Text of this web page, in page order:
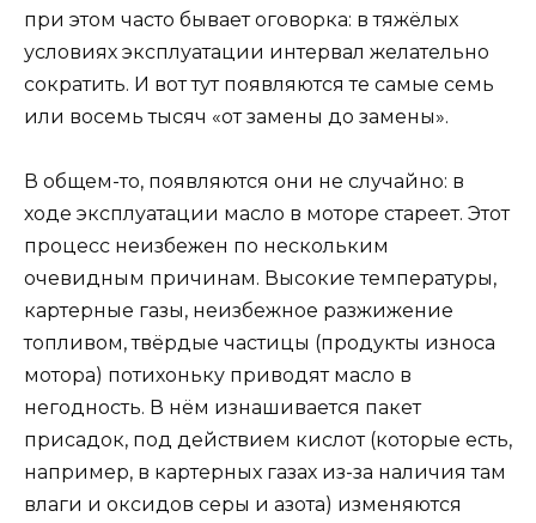
при этом часто бывает оговорка: в тяжёлых
условиях эксплуатации интервал желательно
сократить. И вот тут появляются те самые семь
или восемь тысяч «от замены до замены».
В общем-то, появляются они не случайно: в
ходе эксплуатации масло в моторе стареет. Этот
процесс неизбежен по нескольким
очевидным причинам. Высокие температуры,
картерные газы, неизбежное разжижение
топливом, твёрдые частицы (продукты износа
мотора) потихоньку приводят масло в
негодность. В нём изнашивается пакет
присадок, под действием кислот (которые есть,
например, в картерных газах из-за наличия там
влаги и оксидов серы и азота) изменяются